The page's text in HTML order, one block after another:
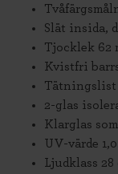
Slät insida,
Tjocklek 62
Kvistfri
Tätningslist
2-glas
Klarglas
UV-värde
Ljudklass 28